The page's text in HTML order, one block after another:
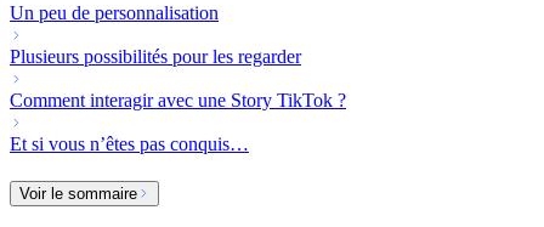
Un peu de personnalisation
Plusieurs possibilités pour les regarder
Comment interagir avec une Story TikTok ?
Et si vous n’êtes pas conquis…
Voir le sommaire